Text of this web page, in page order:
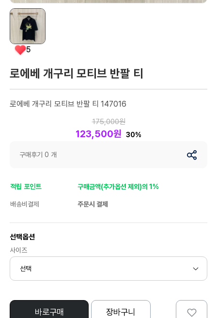
5
로에베 개구리 모티브 반팔 티
로에베 개구리 모티브 반팔 티 147016
175,000원
123,500원 30%
구매후기 0 개
적립 포인트 구매금액(추가옵션 제외)의 1%
배송비결제 주문시 결제
선택옵션
사이즈
바로구매 장바구니